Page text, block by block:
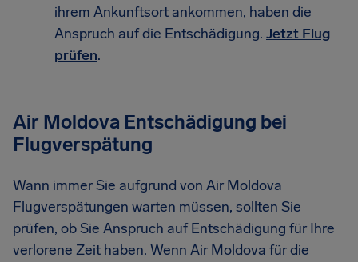
ihrem Ankunftsort ankommen, haben die
Anspruch auf die Entschädigung. Jetzt Flug
prüfen.
Air Moldova Entschädigung bei
Flugverspätung
Wann immer Sie aufgrund von Air Moldova
Flugverspätungen warten müssen, sollten Sie
prüfen, ob Sie Anspruch auf Entschädigung für Ihre
verlorene Zeit haben. Wenn Air Moldova für die